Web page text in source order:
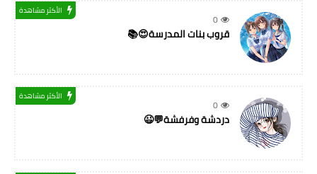
0
الأكثر مشاهدة
قروب بنات المدرسة😍📚
0
الأكثر مشاهدة
دردشة وفرفشة💬😉